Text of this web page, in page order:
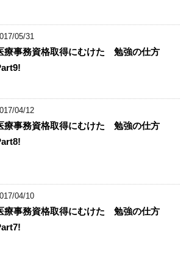
05/31
療事務資格取得にむけた 勉強の仕方
04/12
療事務資格取得にむけた 勉強の仕方
04/10
療事務資格取得にむけた 勉強の仕方